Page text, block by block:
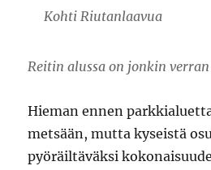
Kohti Riutanlaavua
Reitin alussa on jonkin
Hieman ennen
metsään, mutta kyseistä
pyöräiltäväksi